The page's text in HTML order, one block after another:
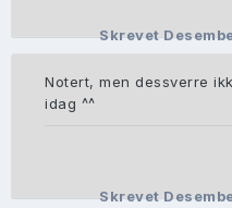
Skrevet
Notert, men dessverre
idag ^^
Skrevet